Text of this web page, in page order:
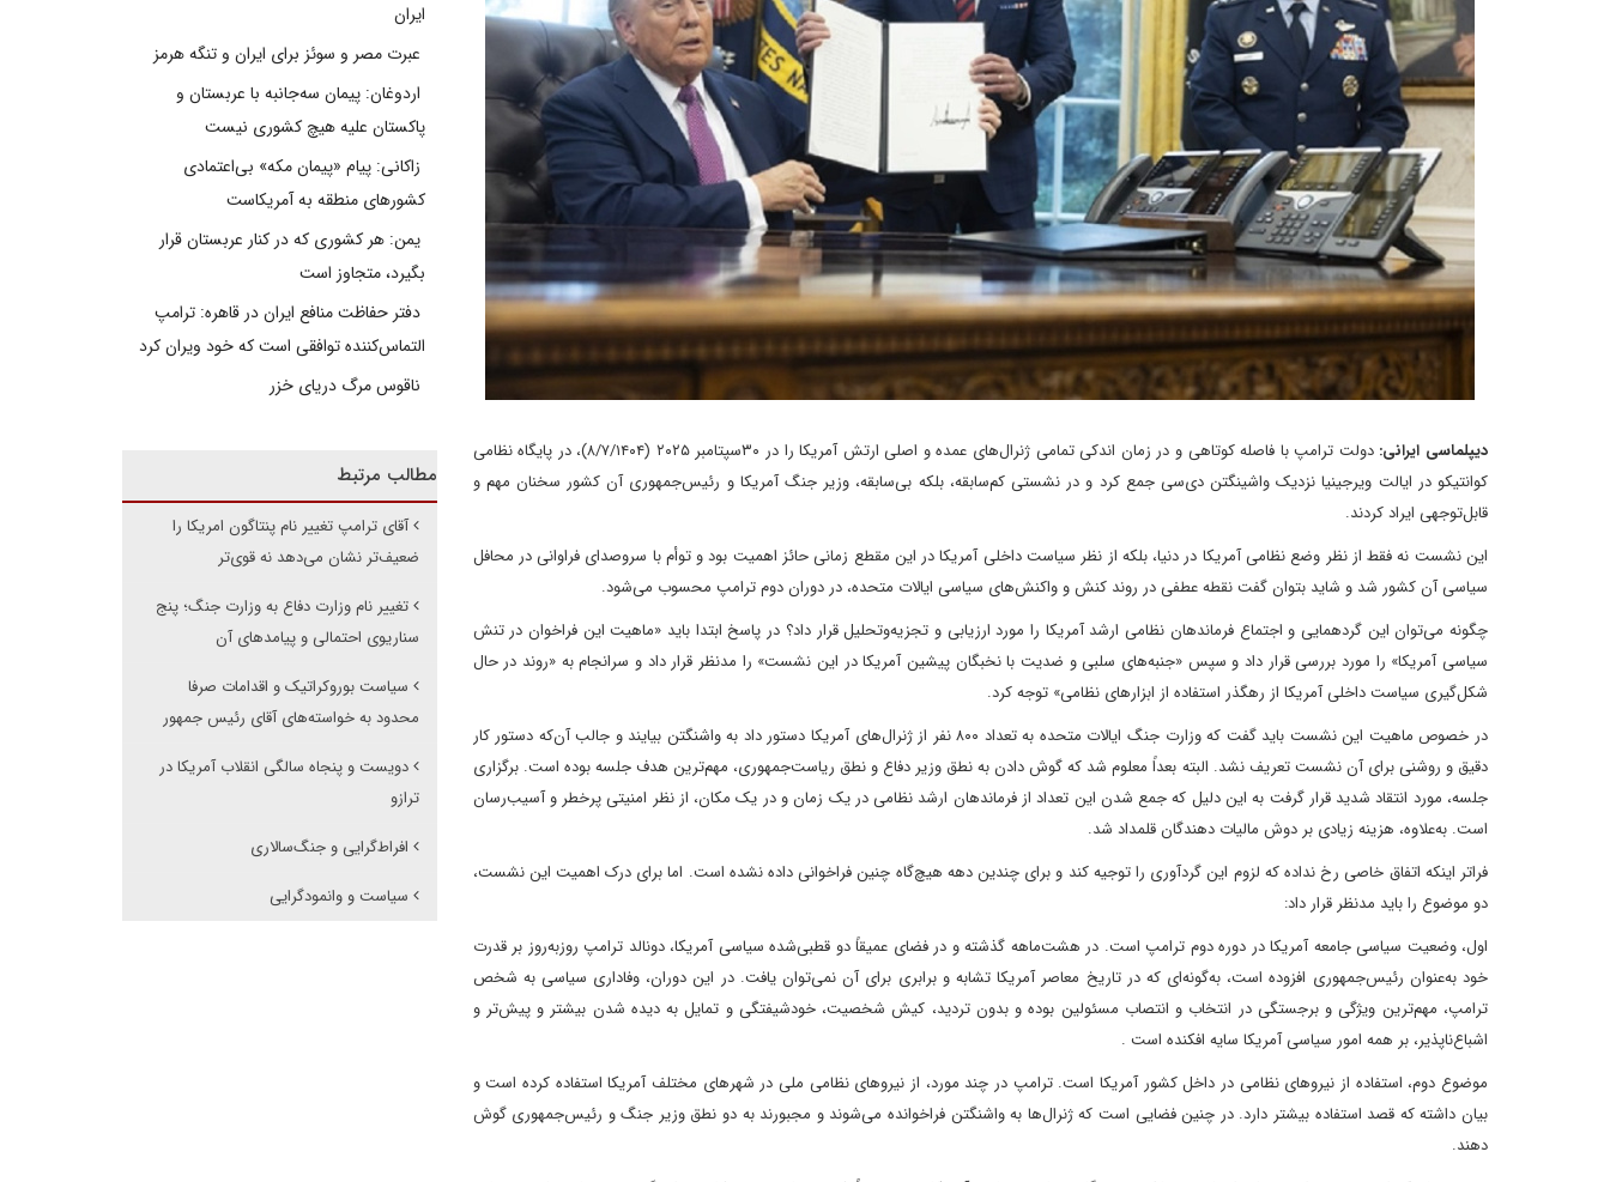
دیپلماسی ایرانی:
دولت ترامپ با فاصله‌ کوتاهی و در زمان اندکی تمامی ژنرال‌های عمده و اصلی ارتش آمریکا را در ۳۰سپتامبر ۲۰۲۵ (۸/۷/۱۴۰۴)، در پایگاه نظامی
کوانتیکو در ایالت ویرجینیا نزدیک واشینگتن دی‌سی جمع کرد و در نشستی کم‌سابقه، بلکه بی‌سابقه، وزیر جنگ آمریکا و رئیس‌جمهوری آن کشور سخنان مهم و
قابل‌توجهی ایراد کردند.
این نشست نه فقط از نظر وضع نظامی آمریکا در دنیا، بلکه از نظر سیاست داخلی آمریکا در این مقطع زمانی حائز اهمیت بود و توأم با سروصدای فراوانی در محافل
سیاسی آن کشور شد و شاید بتوان گفت نقطه‌ عطفی در روند کنش و واکنش‌های سیاسی ایالات متحده، در دوران دوم ترامپ محسوب می‌شود.
چگونه می‌توان این گردهمایی و اجتماع فرماندهان نظامی ارشد آمریکا را مورد ارزیابی و تجزیه‌وتحلیل قرار داد؟ در پاسخ ابتدا باید «ماهیت این فراخوان در تنش
سیاسی آمریکا» را مورد بررسی قرار داد و سپس «جنبه‌های سلبی و ضدیت با نخبگان پیشین آمریکا در این نشست» را مدنظر قرار داد و سرانجام به «روند در حال
شکل‌گیری سیاست داخلی آمریکا از رهگذر استفاده از ابزارهای نظامی» توجه کرد.
در خصوص ماهیت این نشست باید گفت که وزارت جنگ ایالات متحده به تعداد ۸۰۰ نفر از ژنرال‌های آمریکا دستور داد به واشنگتن بیایند و جالب آن‌که دستور کار
دقیق و روشنی برای آن نشست تعریف نشد. البته بعداً معلوم شد که گوش دادن به نطق وزیر دفاع و نطق ریاست‌جمهوری، مهم‌ترین هدف جلسه بوده است. برگزاری
جلسه، مورد انتقاد شدید قرار گرفت به این دلیل که جمع شدن این تعداد از فرماندهان ارشد نظامی در یک زمان و در یک مکان، از نظر امنیتی پرخطر و آسیب‌رسان
است. به‌علاوه، هزینه‌ زیادی بر دوش مالیات دهندگان قلمداد شد.
فراتر اینکه اتفاق خاصی رخ نداده که لزوم این گردآوری را توجیه کند و برای چندین دهه هیچ‌گاه چنین فراخوانی داده نشده است. اما برای درک اهمیت این نشست،
دو موضوع را باید مدنظر قرار داد:
اول، وضعیت سیاسی جامعه آمریکا در دوره دوم ترامپ است. در هشت‌ماهه گذشته و در فضای عمیقاً دو قطبی‌شده‌ سیاسی آمریکا، دونالد ترامپ روزبه‌روز بر قدرت
خود به‌عنوان رئیس‌جمهوری افزوده است، به‌گونه‌ای که در تاریخ معاصر آمریکا تشابه و برابری برای آن نمی‌توان یافت. در این دوران، وفاداری سیاسی به شخص
ترامپ، مهم‌ترین ویژگی و برجستگی در انتخاب و انتصاب مسئولین بوده و بدون تردید، کیش شخصیت، خودشیفتگی و تمایل به دیده شدن بیشتر و پیش‌تر و
اشباع‌ناپذیر، بر همه امور سیاسی آمریکا سایه افکنده است .
موضوع دوم، استفاده از نیروهای نظامی در داخل کشور آمریکا است. ترامپ در چند مورد، از نیروهای نظامی ملی در شهرهای مختلف آمریکا استفاده کرده است و
بیان داشته که قصد استفاده بیشتر دارد. در چنین فضایی است که ژنرال‌ها به واشنگتن فراخوانده می‌شوند و مجبورند به دو نطق وزیر جنگ و رئیس‌جمهوری گوش
دهند.
ایران
عبرت مصر و سوئز برای ایران و تنگه هرمز
اردوغان: پیمان سه‌جانبه با عربستان و
پاکستان علیه هیچ کشوری نیست
زاکانی: پیام «پیمان مکه» بی‌اعتمادی
کشورهای منطقه به آمریکاست
یمن: هر کشوری که در کنار عربستان قرار
بگیرد، متجاوز است
دفتر حفاظت منافع ایران در قاهره: ترامپ
التماس‌کننده توافقی است که خود ویران کرد
ناقوس مرگ دریای خزر
مطالب مرتبط
آقای ترامپ تغییر نام پنتاگون امریکا را
ضعیف‌تر نشان می‌دهد نه قوی‌تر
تغییر نام وزارت دفاع به وزارت جنگ؛ پنج
سناریوی احتمالی و پیامدهای آن
سیاست بوروکراتیک و اقدامات صرفا
محدود به خواسته‌های آقای رئیس جمهور
دویست و پنجاه سالگی انقلاب آمریکا در
ترازو
افراط‌گرایی و جنگ‌سالاری
سیاست و وانمودگرایی